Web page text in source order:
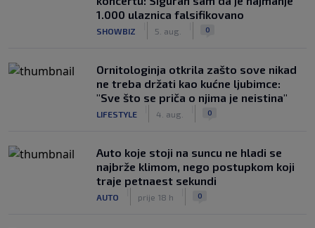
1.000 ulaznica falsifikovano
SHOWBIZ 5. aug. 0
Ornitologinja otkrila zašto sove nikad
ne treba držati kao kućne ljubimce:
"Sve što se priča o njima je neistina"
LIFESTYLE 4. aug. 0
Auto koje stoji na suncu ne hladi se
najbrže klimom, nego postupkom koji
traje petnaest sekundi
AUTO prije 18 h 0